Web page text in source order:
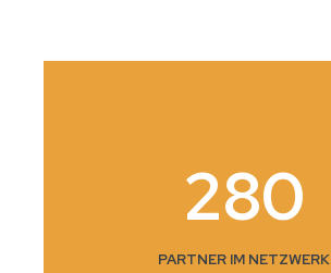
280
PARTNER IM NETZWERK